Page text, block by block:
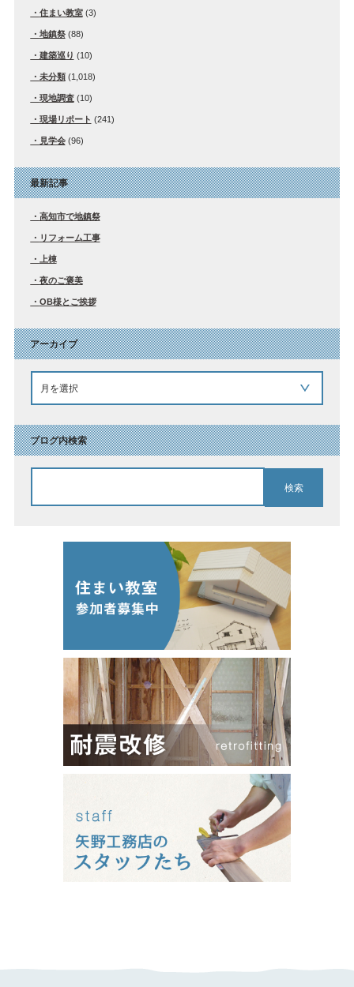
住まい教室(3)
地鎮祭(88)
建築巡り (10)
未分類(1,018)
現地調査(10)
現場リポート (241)
見学会(96)
最新記事
高知市で地鎮祭
リフォーム工事
上棟
夜のご褒美
OB様とご挨拶
アーカイブ
ブログ内検索